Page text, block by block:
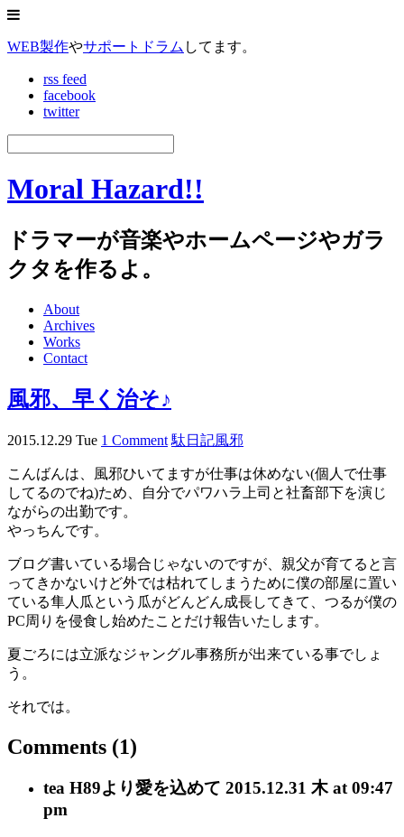
WEB製作やサポートドラム してます。
rss feed
facebook
twitter
Moral Hazard!!
ドラマーが音楽やホームページやガラ
クタを作るよ。
About
Archives
Works
Contact
風邪、早く治そ♪
2015.12.29 Tue 1 Comment 駄日記風邪
こんばんは、風邪ひいてますが仕事は休めない(個人で仕事
してるのでね)ため、自分でパワハラ上司と社畜部下を演じ
ながらの出勤です。
やっちんです。
ブログ書いている場合じゃないのですが、親父が育てると言
ってきかないけど外では枯れてしまうために僕の部屋に置い
ている隼人瓜という瓜がどんどん成長してきて、つるが僕の
PC周りを侵食し始めたことだけ報告いたします。
夏ごろには立派なジャングル事務所が出来ている事でしょ
う。
それでは。
Comments (1)
tea H89より愛を込めて 2015.12.31 木 at 09:47
pm